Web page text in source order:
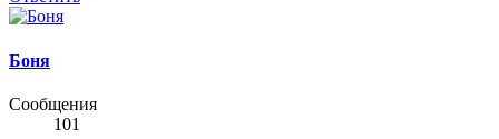
Боня
Сообщения
101